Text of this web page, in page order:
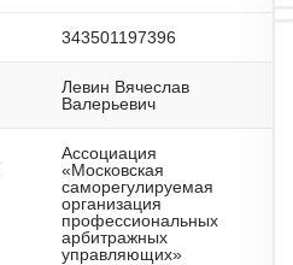
343501197396
Левин Вячеслав
Валерьевич
Ассоциация
«Московская
саморегулируемая
организация
профессиональных
арбитражных
управляющих»